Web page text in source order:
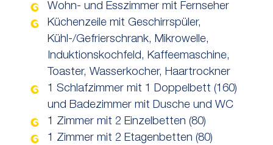
Wohn- und Esszimmer mit Fernseher
Küchenzeile mit Geschirrspüler,
Kühl-/Gefrierschrank, Mikrowelle,
Induktionskochfeld, Kaffeemaschine,
Toaster, Wasserkocher, Haartrockner
1 Schlafzimmer mit 1 Doppelbett (160)
und Badezimmer mit Dusche und WC
1 Zimmer mit 2 Einzelbetten (80)
1 Zimmer mit 2 Etagenbetten (80)